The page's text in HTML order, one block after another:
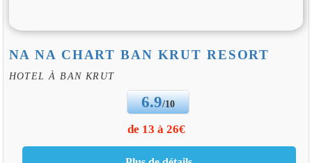
NA NA CHART BAN KRUT RESORT
HOTEL À BAN KRUT
6.9/10
de 13 à 26€